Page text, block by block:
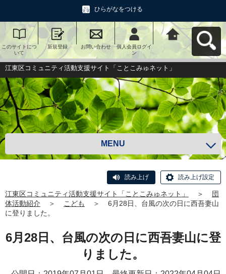
ひらがなをつける
このサイトにつ
いて
新規登録 お問い合わせ
個人会員ログイ
ン
江東区コミュニ
ティ活動支援サ
イト「ことこみ
ゅネット」へ戻
る
江東区コミュニティ活動支援サイト「ことこみゅネット」
MENU
読み上げ 読み上げ設定
江東区コミュニティ活動支援サイト「ことこみゅネット」 ＞
団
体活動紹介
＞ こども ＞
6月28日、台風の次の日に西吾妻山
に登りました。
6月28日、台風の次の日に西吾妻山に登
りました。